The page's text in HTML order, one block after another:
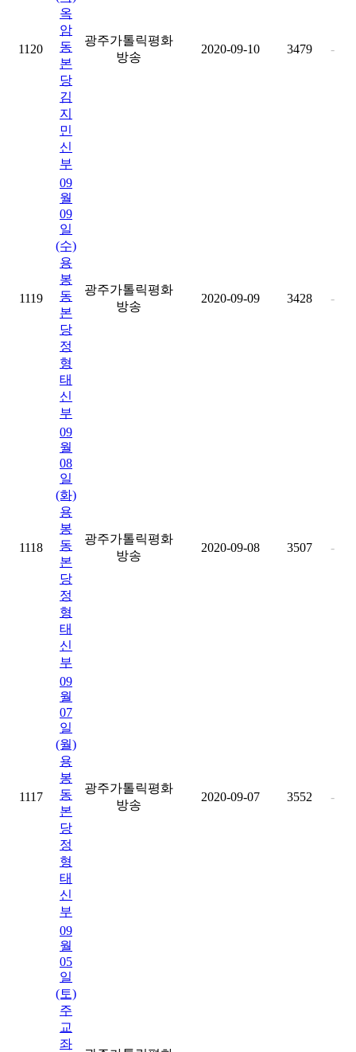
1120
옥
암
동
본
당
김
지
민
신
부
광주가톨릭평화
방송
2020-09-10 3479 -
1119
09
월
09
일
(수)
용
봉
동
본
당
정
형
태
신
부
광주가톨릭평화
방송
2020-09-09 3428 -
1118
09
월
08
일
(화)
용
봉
동
본
당
정
형
태
신
부
광주가톨릭평화
방송
2020-09-08 3507 -
1117
09
월
07
일
(월)
용
봉
동
본
당
정
형
태
신
부
광주가톨릭평화
방송
2020-09-07 3552 -
09
월
05
일
(토)
주
교
좌